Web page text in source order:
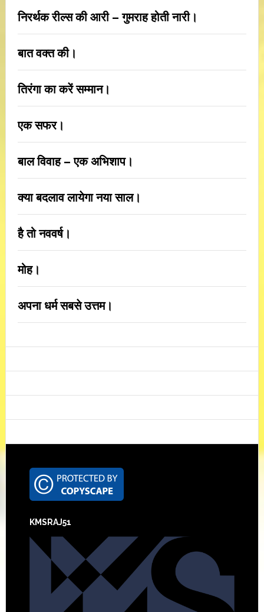
निरर्थक रील्स की आरी – गुमराह होती नारी।
बात वक्त की।
तिरंगा का करें सम्मान।
एक सफर।
बाल विवाह – एक अभिशाप।
क्या बदलाव लायेगा नया साल।
है तो नववर्ष।
मोह।
अपना धर्म सबसे उत्तम।
Footer
KMSRAJ51